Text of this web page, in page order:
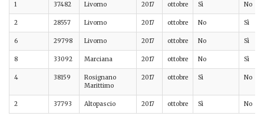
1 37482 Livorno 2017 ottobre Sì No
2 28557 Livorno 2017 ottobre No Sì
6 29798 Livorno 2017 ottobre No Sì
8 33092 Marciana 2017 ottobre No Sì
4 38159
Rosignano
Marittimo
2017 ottobre Sì No
2 37793 Altopascio 2017 ottobre Sì No